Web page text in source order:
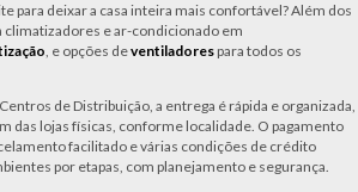
para deixar a casa inteira mais confortável? Além dos
e ar-condicionado em
, e opções deventiladorespara todos os
de Distribuição, a entrega é rápida e organizada,
das lojas físicas, conforme localidade. O pagamento
facilitado e várias condições de crédito
por etapas, com planejamento e segurança.